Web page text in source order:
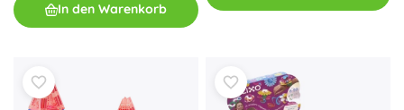
In den Warenkorb